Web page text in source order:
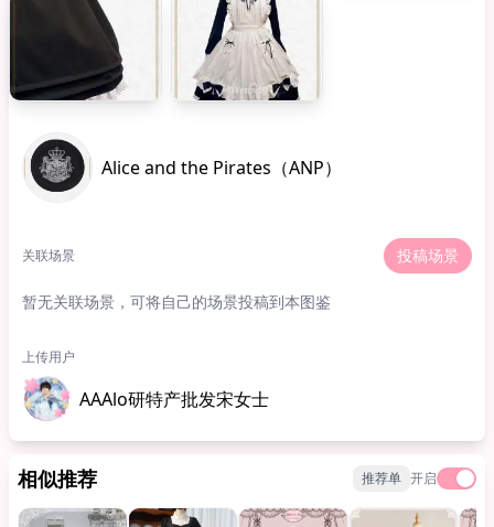
Alice and the Pirates（ANP）
关联场景 投稿场景
暂无关联场景，可将自己的场景投稿到本图鉴
上传用户
AAAlo研特产批发宋女士
相似推荐 推荐单 开启